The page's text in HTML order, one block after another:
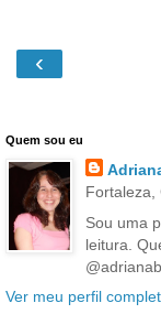
‹
Quem sou eu
Fortaleza,
Sou uma
leitura.
Ver meu perfil